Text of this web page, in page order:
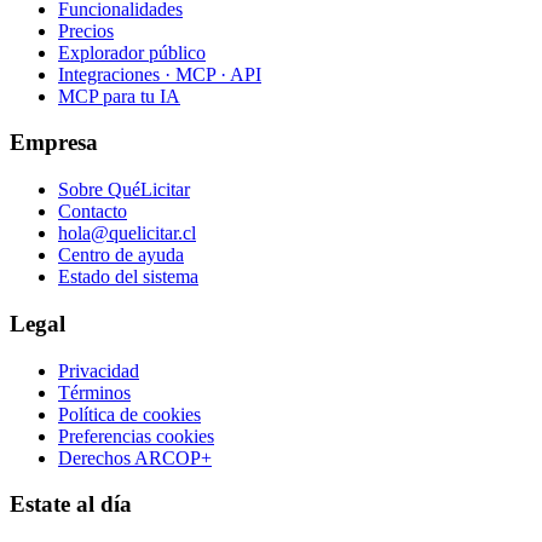
Funcionalidades
Precios
Explorador público
Integraciones · MCP · API
MCP para tu IA
Empresa
Sobre QuéLicitar
Contacto
hola@quelicitar.cl
Centro de ayuda
Estado del sistema
Legal
Privacidad
Términos
Política de cookies
Preferencias cookies
Derechos ARCOP+
Estate al día